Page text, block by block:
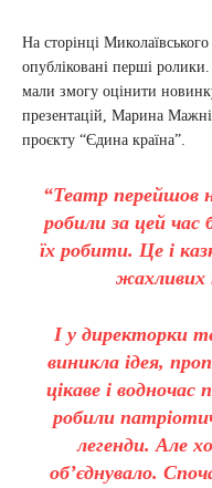
На сторінці
опубліковані перші
мали змогу оцінити
презентацій, Марина
проєкту “Єдина країна”.
“Театр перейшов
робили за цей час
їх робити. Це і
жахливих
І у директорки
виникла ідея,
цікаве і
робили
легенди. Але
об’єднувало.